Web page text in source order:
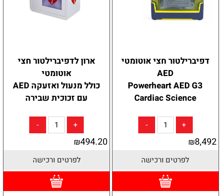
דפיברילטור חצי אוטומטי
AED
Powerheart AED G3
Cardiac Science
₪8,492
לפרטים ורכישה
ארון לדפיברילטור חצי
אוטומטי
כולל מנעול ואזעקה AED
עם זכוכית שבירה
₪494.20
לפרטים ורכישה